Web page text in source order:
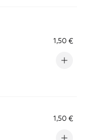
1,50 €
1,50 €